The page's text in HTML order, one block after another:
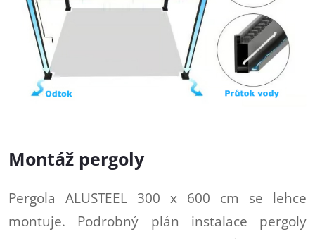
Montáž pergoly
Pergola ALUSTEEL 300 x 600 cm se lehce
montuje. Podrobný plán instalace pergoly